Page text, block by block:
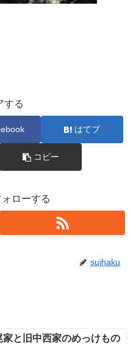
する
はてブ
コピー
ローする
suihaku
家と旧中西家のめっけもの